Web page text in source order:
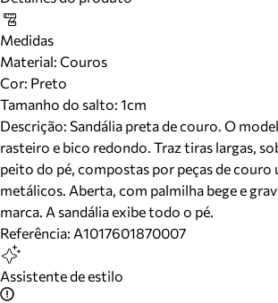
Medidas
Material: Couros
Cor: Preto
Tamanho do salto: 1cm
Descrição: Sandália preta de couro. O
rasteiro e bico redondo. Traz tiras largas,
peito do pé, compostas por peças de couro
metálicos. Aberta, com palmilha bege e
marca. A sandália exibe todo o pé.
Referência: A1017601870007
Assistente de estilo